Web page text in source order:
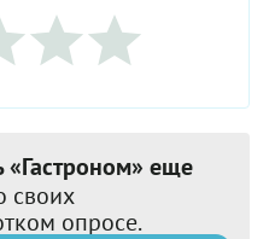
«Гастроном» еще
своих
опросе.